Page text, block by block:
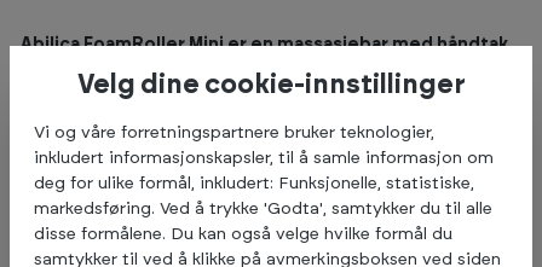
Abilica FoamRoller Mini er en massasjebar med håndtak
for godt grep og riktig trykk.
presser så hardt kroppen tillater og kjenn forskjellen etter en
tids bruk. Ta av håndtakene og du får en Mini Foamroller som
får plass i vesken. Kan tas med over alt og brukes over alt.
Perfekt til å legge under sete, under leggen, under armen eller
under ryggen når du skal løse opp stive muskler.
Velg dine cookie-innstillinger
Vi og våre forretningspartnere bruker teknologier,
inkludert informasjonskapsler, til å samle informasjon om
deg for ulike formål, inkludert: Funksjonelle, statistiske,
markedsføring. Ved å trykke 'Godta', samtykker du til alle
disse formålene. Du kan også velge hvilke formål du
samtykker til ved å klikke på avmerkingsboksen ved siden